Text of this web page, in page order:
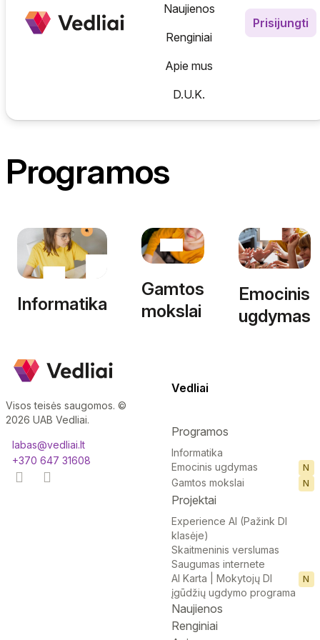
Informatika
Emocinis ugdymas
N
Gamtos mokslai
Experience AI (Pažink DI
Skaitmeninis verslumas
Saugumas internete
AI Karta | Mokytojų DI
Naujienos
Renginiai
Apie mus
D.U.K.
Prisijungti
Programos
Informatika
Gamtos
mokslai
Emocinis
ugdymas
Visos teisės saugomos. ©
2026 UAB Vedliai.
labas@vedliai.lt
+370 647 31608
Vedliai
Programos
Informatika
Emocinis ugdymas
N
Gamtos mokslai N
Projektai
Experience AI (Pažink DI
klasėje)
Skaitmeninis verslumas
Saugumas internete
AI Karta | Mokytojų DI
įgūdžių ugdymo programa
N
Naujienos
Renginiai